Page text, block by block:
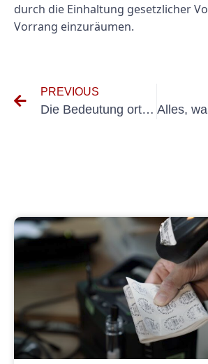
durch die Einhaltung gesetzlicher
Vorrang einzuräumen.
PREVIOUS
Die Bedeutung ortsfester elektrischer Anlagen und Geräte verstehen